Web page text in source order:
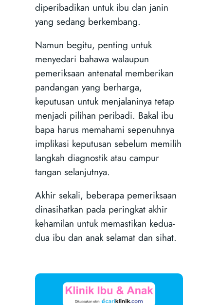
diperibadikan untuk ibu dan janin
yang sedang berkembang.
Namun begitu, penting untuk
menyedari bahawa walaupun
pemeriksaan antenatal memberikan
pandangan yang berharga,
keputusan untuk menjalaninya tetap
menjadi pilihan peribadi. Bakal ibu
bapa harus memahami sepenuhnya
implikasi keputusan sebelum memilih
langkah diagnostik atau campur
tangan selanjutnya.
Akhir sekali, beberapa pemeriksaan
dinasihatkan pada peringkat akhir
kehamilan untuk memastikan kedua-
dua ibu dan anak selamat dan sihat.